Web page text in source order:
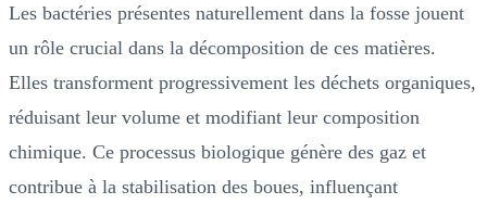
Les bactéries présentes naturellement dans la fosse jouent
un rôle crucial dans la décomposition de ces matières.
Elles transforment progressivement les déchets organiques,
réduisant leur volume et modifiant leur composition
chimique. Ce processus biologique génère des gaz et
contribue à la stabilisation des boues, influençant